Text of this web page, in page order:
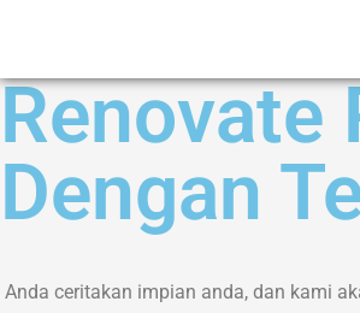
Renovate
Dengan
Anda ceritakan impian anda, dan kami